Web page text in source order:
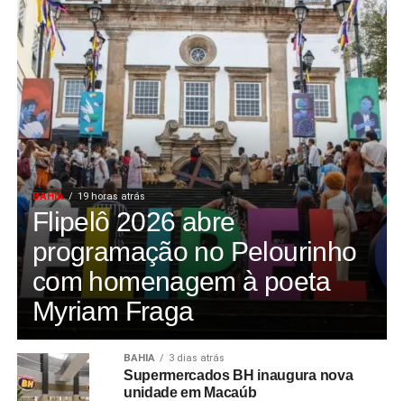
BAHIA 19 horas atrás
Flipelô 2026 abre
programação no Pelourinho
com homenagem à poeta
Myriam Fraga
BAHIA 3 dias atrás
Supermercados BH inaugura nova
unidade em Macaúb